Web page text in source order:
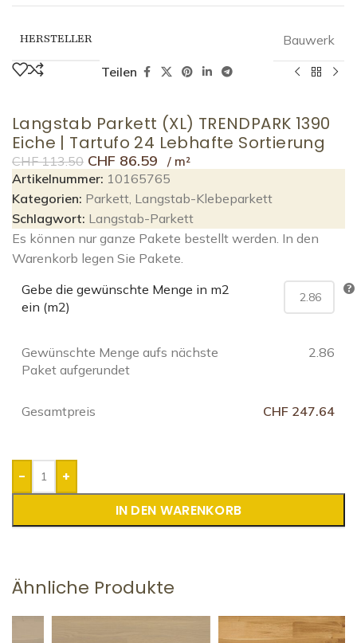
HERSTELLER Bauwerk
Teilen
Langstab Parkett (XL) TRENDPARK 1390
Eiche | Tartufo 24 Lebhafte Sortierung
CHF113.50 CHF 86.59
Artikelnummer: 10165765
Kategorien: Parkett, Langstab-Klebeparkett
Schlagwort: Langstab-Parkett
Es können nur ganze Pakete bestellt werden. In den
Warenkorb legen Sie Pakete.
Gebe die gewünschte Menge in m2
ein (m2)
Gewünschte Menge aufs nächste
Paket aufgerundet
2.86
Gesamtpreis CHF 247.64
-
+
IN DEN WARENKORB
Ähnliche Produkte